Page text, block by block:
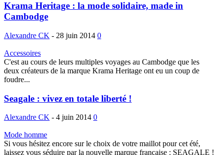
Krama Heritage : la mode solidaire, made in
Cambodge
Alexandre CK - 28 juin 2014 0
Accessoires
C'est au cours de leurs multiples voyages au Cambodge que les
deux créateurs de la marque Krama Heritage ont eu un coup de
foudre...
Seagale : vivez en totale liberté !
Alexandre CK - 4 juin 2014 0
Mode homme
Si vous hésitez encore sur le choix de votre maillot pour cet été,
laissez vous séduire par la nouvelle marque française : SEAGALE !